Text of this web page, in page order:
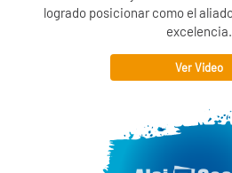
logrado posicionar como el
excelencia.
Ver Video